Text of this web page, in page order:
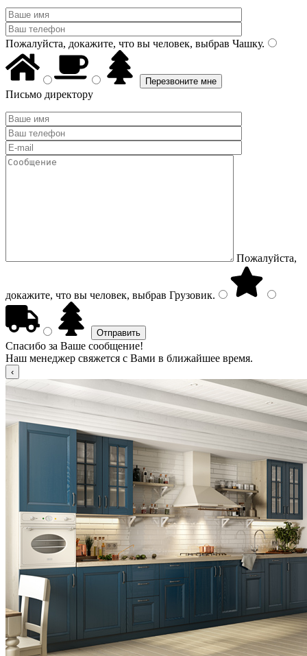
Пожалуйста, докажите, что вы человек, выбрав Чашку.
Письмо директору
Пожалуйста,
докажите, что вы человек, выбрав Грузовик.
Спасибо за Ваше сообщение!
Наш менеджер свяжется с Вами в ближайшее время.